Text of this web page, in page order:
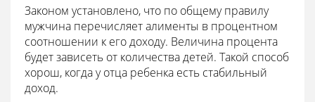
Законом установлено, что по общему правилу
мужчина перечисляет алименты в процентном
соотношении к его доходу. Величина процента
будет зависеть от количества детей. Такой способ
хорош, когда у отца ребенка есть стабильный
доход.